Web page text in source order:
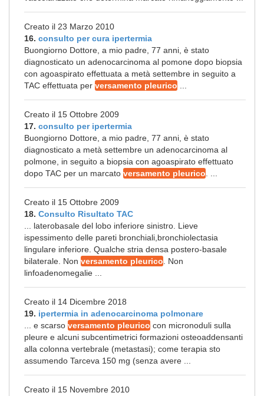
Creato il 23 Marzo 2010
16. consulto per cura ipertermia
Buongiorno Dottore, a mio padre, 77 anni, è stato
diagnosticato un adenocarcinoma al pomone dopo biopsia
con agoaspirato effettuata a metà settembre in seguito a
TAC effettuata per versamento pleurico
Creato il 15 Ottobre 2009
17. consulto per ipertermia
Buongiorno Dottore, a mio padre, 77 anni, è stato
diagnosticato a metà settembre un adenocarcinoma al
polmone, in seguito a biopsia con agoaspirato effettuato
dopo TAC per un marcato versamento pleurico
Creato il 15 Ottobre 2009
18. Consulto Risultato TAC
... laterobasale del lobo inferiore sinistro. Lieve
ispessimento delle pareti bronchiali,bronchiolectasia
lingulare inferiore. Qualche stria densa postero-basale
bilaterale. Non versamento pleurico . Non
linfoadenomegalie ...
Creato il 14 Dicembre 2018
19. ipertermia in adenocarcinoma polmonare
... e scarso versamento pleurico con micronoduli sulla
pleure e alcuni subcentimetrici formazioni osteoaddensanti
alla colonna vertebrale (metastasi); come terapia sto
assumendo Tarceva 150 mg (senza avere ...
Creato il 15 Novembre 2010